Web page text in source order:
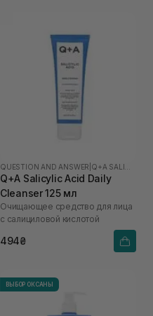
QUESTION AND ANSWER
Q+A Salicylic Acid Daily
Cleanser 125 мл
Очищающее средство для лица
с салициловой кислотой
494₴
ВЫБОР ОКСАНЫ